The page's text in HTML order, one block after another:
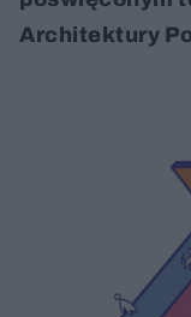
Architektury